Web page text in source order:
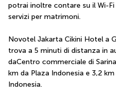
potrai inoltre contare su il Wi-
servizi per matrimoni.
Novotel Jakarta Cikini Hotel a
trova a 5 minuti di distanza in
daCentro commerciale di
km da Plaza Indonesia e 3,2
Indonesia.